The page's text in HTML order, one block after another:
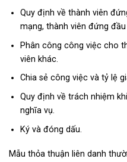
Quy định về thành viên
mạng, thành viên đứng
Phân công công việc cho
viên khác.
Chia sẻ công việc và tỷ lệ
Quy định về trách nhiệm
nghĩa vụ.
Ký và đóng dấu.
Mẫu thỏa thuận liên danh